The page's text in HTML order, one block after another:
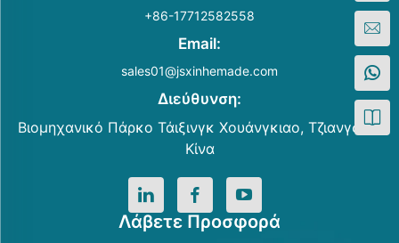
+86-17712582558
Email:
sales01@jsxinhemade.com
Διεύθυνση:
Βιομηχανικό Πάρκο Τάιξινγκ Χουάνγκιαο, Τζιανγσού,
Κίνα
Λάβετε Προσφορά